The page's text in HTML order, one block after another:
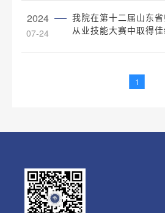
2024
07-24
我院在第十二届山东
从业技能大赛中取得
1